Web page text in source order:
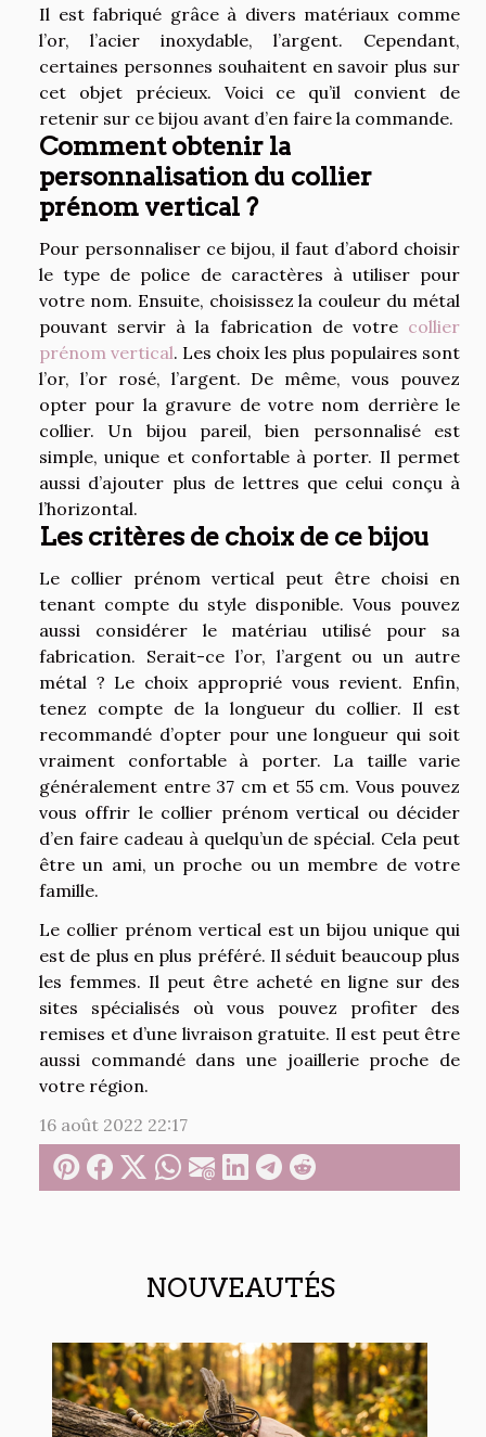
NOUVEAUTÉS
Il est fabriqué grâce à divers matériaux comme
l’or, l’acier inoxydable, l’argent. Cependant,
certaines personnes souhaitent en savoir plus sur
cet objet précieux. Voici ce qu’il convient de
retenir sur ce bijou avant d’en faire la commande.
Comment obtenir la
personnalisation du collier
prénom vertical ?
Pour personnaliser ce bijou, il faut d’abord choisir
le type de police de caractères à utiliser pour
votre nom. Ensuite, choisissez la couleur du métal
pouvant servir à la fabrication de votre collier
prénom vertical. Les choix les plus populaires sont
l’or, l’or rosé, l’argent. De même, vous pouvez
opter pour la gravure de votre nom derrière le
collier. Un bijou pareil, bien personnalisé est
simple, unique et confortable à porter. Il permet
aussi d’ajouter plus de lettres que celui conçu à
l’horizontal.
Les critères de choix de ce bijou
Le collier prénom vertical peut être choisi en
tenant compte du style disponible. Vous pouvez
aussi considérer le matériau utilisé pour sa
fabrication. Serait-ce l’or, l’argent ou un autre
métal ? Le choix approprié vous revient. Enfin,
tenez compte de la longueur du collier. Il est
recommandé d’opter pour une longueur qui soit
vraiment confortable à porter. La taille varie
généralement entre 37 cm et 55 cm. Vous pouvez
vous offrir le collier prénom vertical ou décider
d’en faire cadeau à quelqu’un de spécial. Cela peut
être un ami, un proche ou un membre de votre
famille.
Le collier prénom vertical est un bijou unique qui
est de plus en plus préféré. Il séduit beaucoup plus
les femmes. Il peut être acheté en ligne sur des
sites spécialisés où vous pouvez profiter des
remises et d’une livraison gratuite. Il est peut être
aussi commandé dans une joaillerie proche de
votre région.
16 août 2022 22:17